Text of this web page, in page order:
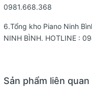
0981.668.368
6.Tổng kho Piano Ninh
NINH BÌNH. HOTLINE :
Sản phẩm liên quan